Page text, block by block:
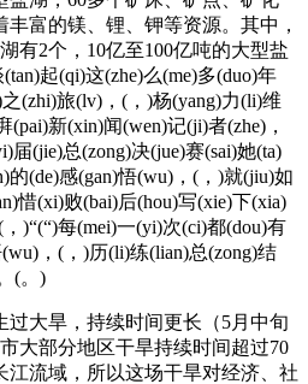
富的镁、锂、钾等资源。其中，
有2个，10亿至100亿吨的大型盐
(qi)这(zhe)么(me)多(duo)年
之(zhi)旅(lv)，(，)杨(yang)力(li)维
(pai)新(xin)闻(wen)记(ji)者(zhe)，
届(jie)总(zong)决(jue)赛(sai)她(ta)
的(de)感(gan)悟(wu)，(，)就(jiu)如
惜(xi)败(bai)后(hou)写(xie)下(xia)
)“(“)每(mei)一(yi)次(ci)都(dou)有
，(，)历(li)练(lian)总(zong)结
(。)
大旱，持续时间更长（5月中旬
大部分地区干旱持续时间超过70
江流域，所以这场干旱对经济、社